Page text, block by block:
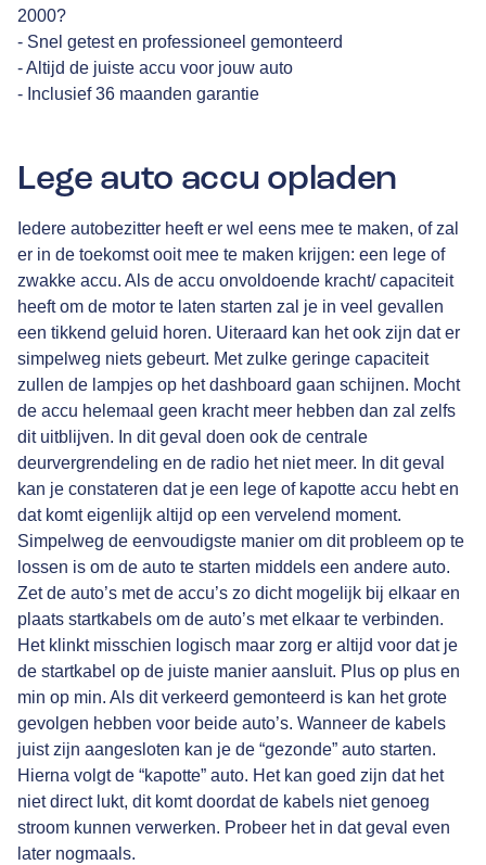
2000?
- Snel getest en professioneel gemonteerd
- Altijd de juiste accu voor jouw auto
- Inclusief 36 maanden garantie
Lege auto accu opladen
Iedere autobezitter heeft er wel eens mee te maken, of zal
er in de toekomst ooit mee te maken krijgen: een lege of
zwakke accu. Als de accu onvoldoende kracht/ capaciteit
heeft om de motor te laten starten zal je in veel gevallen
een tikkend geluid horen. Uiteraard kan het ook zijn dat er
simpelweg niets gebeurt. Met zulke geringe capaciteit
zullen de lampjes op het dashboard gaan schijnen. Mocht
de accu helemaal geen kracht meer hebben dan zal zelfs
dit uitblijven. In dit geval doen ook de centrale
deurvergrendeling en de radio het niet meer. In dit geval
kan je constateren dat je een lege of kapotte accu hebt en
dat komt eigenlijk altijd op een vervelend moment.
Simpelweg de eenvoudigste manier om dit probleem op te
lossen is om de auto te starten middels een andere auto.
Zet de auto’s met de accu’s zo dicht mogelijk bij elkaar en
plaats startkabels om de auto’s met elkaar te verbinden.
Het klinkt misschien logisch maar zorg er altijd voor dat je
de startkabel op de juiste manier aansluit. Plus op plus en
min op min. Als dit verkeerd gemonteerd is kan het grote
gevolgen hebben voor beide auto’s. Wanneer de kabels
juist zijn aangesloten kan je de “gezonde” auto starten.
Hierna volgt de “kapotte” auto. Het kan goed zijn dat het
niet direct lukt, dit komt doordat de kabels niet genoeg
stroom kunnen verwerken. Probeer het in dat geval even
later nogmaals.